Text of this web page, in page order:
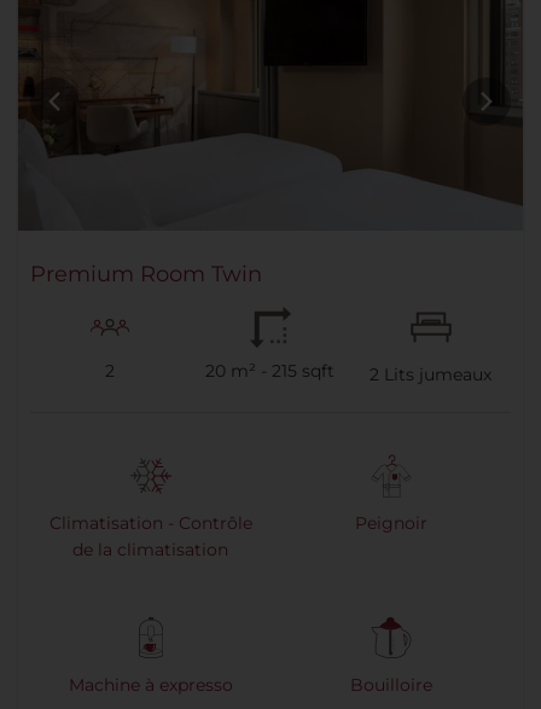
Premium Room Twin
2 20 m² - 215 sqft 2 Lits jumeaux
Climatisation - Contrôle
de la climatisation
Peignoir
Machine à expresso Bouilloire